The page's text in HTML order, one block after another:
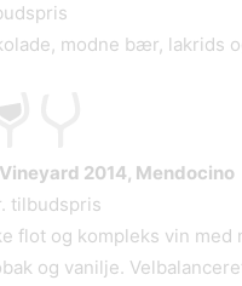
modne bær, lakrids
2014, Mendocino
tilbudspris
flot og kompleks vin
og vanilje.